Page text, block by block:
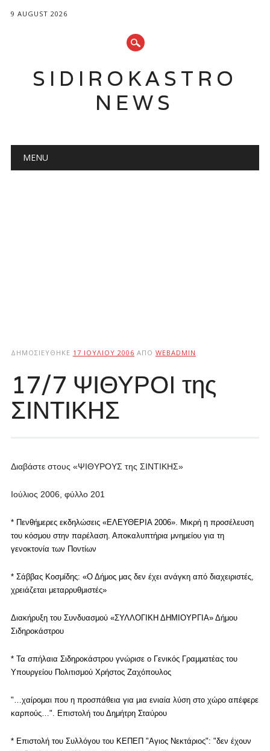
9 AUGUST 2026
SIDIROKASTRO
NEWS
Main menu
MENU
ΔΗΜΟΣΙΕΎΘΗΚΕ 17 ΙΟΥΛΊΟΥ 2006 ΑΠΌ WEBADMIN
17/7 ΨΙΘΥΡΟI της
ΣΙΝΤΙΚΗΣ
Διαβάστε στους «ΨΙΘΥΡΟΥΣ της ΣΙΝΤΙΚΗΣ»
Ιούλιος 2006, φύλλο 201
* Πενθήμερες εκδηλώσεις «ΕΛΕΥΘΕΡΙΑ 2006». Μικρή η προσέλευση
του κόσμου στην παρέλαση. Αποκαλυπτήρια μνημείου για τη
γενοκτονία των Ποντίων
* Σάββας Κοσμίδης: «Ο Δήμος μας δεν έχει ανάγκη από διαχειριστές,
χρειάζεται μεταρρυθμιστές»
Διακήρυξη του Συνδυασμού «ΣΥΛΛΟΓΙΚΗ ΔΗΜΙΟΥΡΓΙΑ» Δήμου
Σιδηροκάστρου
* Τα σπήλαια Σιδηροκάστρου γνώρισε ο Γενικός Γραμματέας του
Υπουργείου Πολιτισμού Χρήστος Ζαχόπουλος
"…χαίρομαι που η προσπάθεια για μια ενιαία λύση στο χώρο απέφερε
καρπούς…". Επιστολή του Δημήτρη Σταύρου
* Επιστολή του Συλλόγου του ΚΕΠΕΠ "Αγιος Νεκτάριος": "δεν έχουν